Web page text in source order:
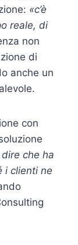
«c’è
reale, di
non
di
anche un
con
dire che ha
i clienti ne